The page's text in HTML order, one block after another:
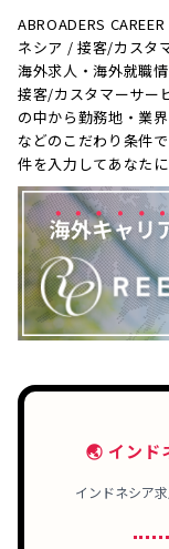
ABROADERS
ネシア / 接客/カスタ
海外求人・海外就職
接客/カスタマーサー
の中から勤務地・業
などのこだわり条件
件を入力してあなた
🌏 インド
インドネシア